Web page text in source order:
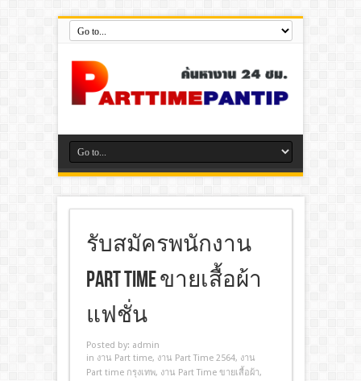
รับสมัครพนักงาน
Part Time ขายเสื้อผ้า
แฟชั่น
Posted by: admin
in งาน Part time, งาน Part Time 2564, งาน
Part time กรุงเทพ, งาน Part Time ขายเสื้อผ้า,